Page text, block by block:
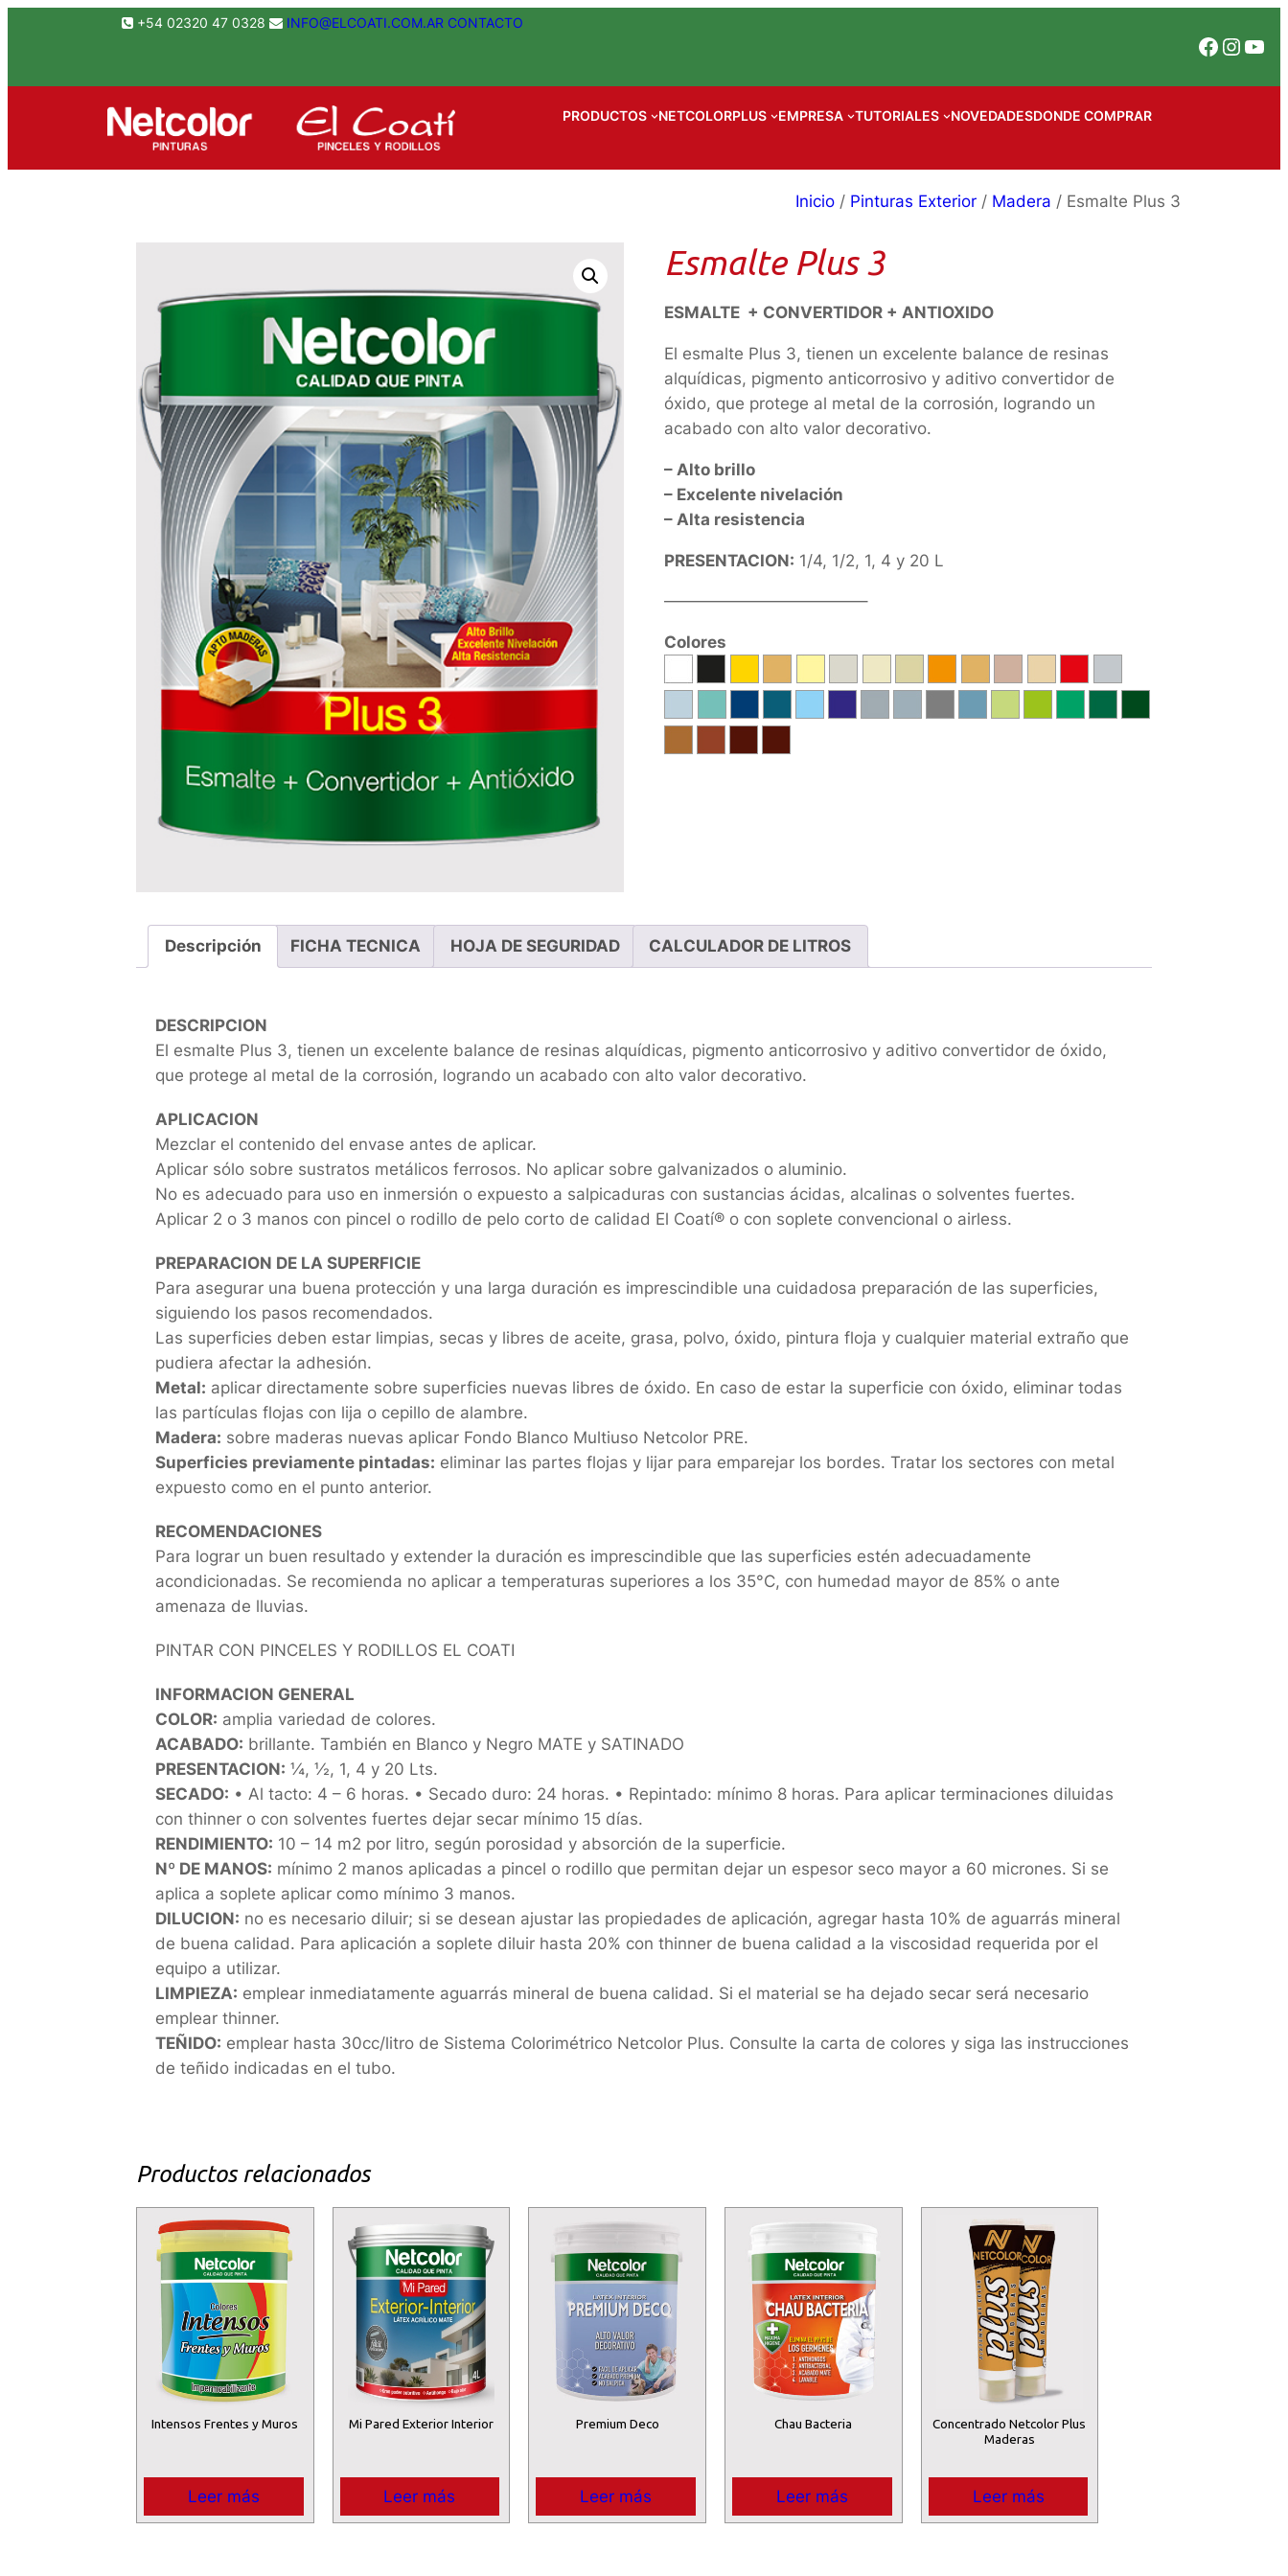
+54 02320 47 0328 INFO@ELCOATI.COM.AR CONTACTO
Facebook Instagram YouTube
PRODUCTOS NETCOLORPLUS EMPRESA TUTORIALES NOVEDADESDONDE COMPRAR
Inicio / Pinturas Exterior / Madera / Esmalte Plus 3
Esmalte Plus 3
ESMALTE + CONVERTIDOR + ANTIOXIDO
El esmalte Plus 3, tienen un excelente balance de resinas
alquídicas, pigmento anticorrosivo y aditivo convertidor de
óxido, que protege al metal de la corrosión, logrando un
acabado con alto valor decorativo.
– Alto brillo
– Excelente nivelación
– Alta resistencia
PRESENTACION: 1/4, 1/2, 1, 4 y 20 L
————————————–
Colores
Descripción FICHA TECNICA HOJA DE SEGURIDAD CALCULADOR DE LITROS
DESCRIPCION
El esmalte Plus 3, tienen un excelente balance de resinas alquídicas, pigmento anticorrosivo y aditivo convertidor de óxido,
que protege al metal de la corrosión, logrando un acabado con alto valor decorativo.
APLICACION
Mezclar el contenido del envase antes de aplicar.
Aplicar sólo sobre sustratos metálicos ferrosos. No aplicar sobre galvanizados o aluminio.
No es adecuado para uso en inmersión o expuesto a salpicaduras con sustancias ácidas, alcalinas o solventes fuertes.
Aplicar 2 o 3 manos con pincel o rodillo de pelo corto de calidad El Coatí® o con soplete convencional o airless.
PREPARACION DE LA SUPERFICIE
Para asegurar una buena protección y una larga duración es imprescindible una cuidadosa preparación de las superficies,
siguiendo los pasos recomendados.
Las superficies deben estar limpias, secas y libres de aceite, grasa, polvo, óxido, pintura floja y cualquier material extraño que
pudiera afectar la adhesión.
Metal: aplicar directamente sobre superficies nuevas libres de óxido. En caso de estar la superficie con óxido, eliminar todas
las partículas flojas con lija o cepillo de alambre.
Madera: sobre maderas nuevas aplicar Fondo Blanco Multiuso Netcolor PRE.
Superficies previamente pintadas: eliminar las partes flojas y lijar para emparejar los bordes. Tratar los sectores con metal
expuesto como en el punto anterior.
RECOMENDACIONES
Para lograr un buen resultado y extender la duración es imprescindible que las superficies estén adecuadamente
acondicionadas. Se recomienda no aplicar a temperaturas superiores a los 35°C, con humedad mayor de 85% o ante
amenaza de lluvias.
PINTAR CON PINCELES Y RODILLOS EL COATI
INFORMACION GENERAL
COLOR: amplia variedad de colores.
ACABADO: brillante. También en Blanco y Negro MATE y SATINADO
PRESENTACION: ¼, ½, 1, 4 y 20 Lts.
SECADO: • Al tacto: 4 – 6 horas. • Secado duro: 24 horas. • Repintado: mínimo 8 horas. Para aplicar terminaciones diluidas
con thinner o con solventes fuertes dejar secar mínimo 15 días.
RENDIMIENTO: 10 – 14 m2 por litro, según porosidad y absorción de la superficie.
Nº DE MANOS: mínimo 2 manos aplicadas a pincel o rodillo que permitan dejar un espesor seco mayor a 60 micrones. Si se
aplica a soplete aplicar como mínimo 3 manos.
DILUCION: no es necesario diluir; si se desean ajustar las propiedades de aplicación, agregar hasta 10% de aguarrás mineral
de buena calidad. Para aplicación a soplete diluir hasta 20% con thinner de buena calidad a la viscosidad requerida por el
equipo a utilizar.
LIMPIEZA: emplear inmediatamente aguarrás mineral de buena calidad. Si el material se ha dejado secar será necesario
emplear thinner.
TEÑIDO: emplear hasta 30cc/litro de Sistema Colorimétrico Netcolor Plus. Consulte la carta de colores y siga las instrucciones
de teñido indicadas en el tubo.
Productos relacionados
Intensos Frentes y Muros
Leer más
Mi Pared Exterior Interior
Leer más
Premium Deco
Leer más
Chau Bacteria
Leer más
Concentrado Netcolor Plus
Maderas
Leer más